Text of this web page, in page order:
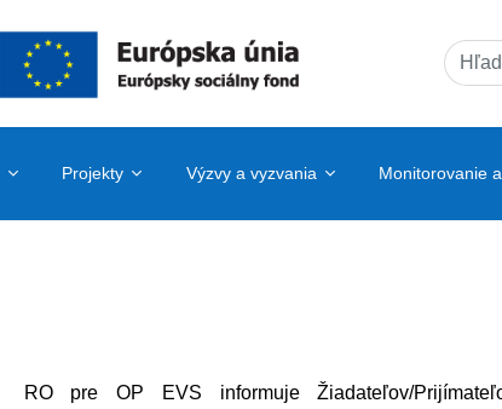
Search
Projekty Výzvy a vyzvania Monitorovanie
RO pre OP EVS informuje Žiadateľov/